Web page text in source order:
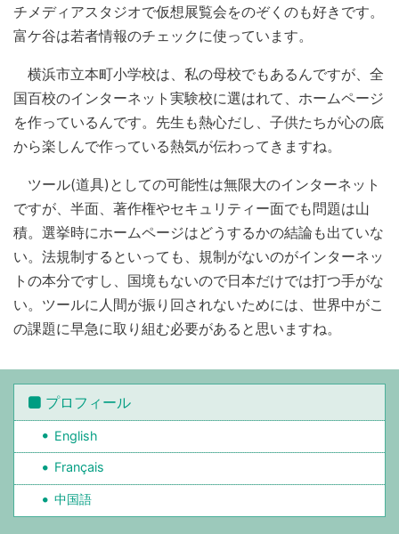
チメディアスタジオで仮想展覧会をのぞくのも好きです。
富ケ谷は若者情報のチェックに使っています。
横浜市立本町小学校は、私の母校でもあるんですが、全
国百校のインターネット実験校に選はれて、ホームページ
を作っているんです。先生も熱心だし、子供たちが心の底
から楽しんで作っている熱気が伝わってきますね。
ツール(道具)としての可能性は無限大のインターネット
ですが、半面、著作権やセキュリティー面でも問題は山
積。選挙時にホームページはどうするかの結論も出ていな
い。法規制するといっても、規制がないのがインターネッ
トの本分ですし、国境もないので日本だけでは打つ手がな
い。ツールに人間が振り回されないためには、世界中がこ
の課題に早急に取り組む必要があると思いますね。
プロフィール
English
Français
中国語